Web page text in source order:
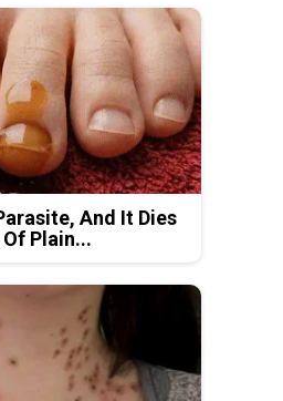
And It Dies
Plain...